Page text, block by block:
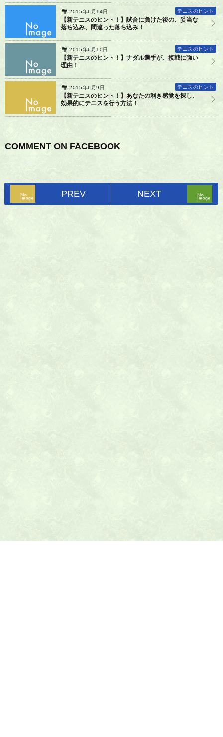
2015年6月14日 テニスのヒント
【新テニスのヒント！】試合に負けた後の、妥当な
落ち込み、間違った落ち込み！
2015年6月10日 テニスのヒント
【新テニスのヒント！】ナダル選手が、接戦に強い
理由！
2015年6月9日 テニスのヒント
【新テニスのヒント！】あなたの利き感覚を探し、
効果的にテニスを行う方法！
COMMENT ON FACEBOOK
PREV NEXT